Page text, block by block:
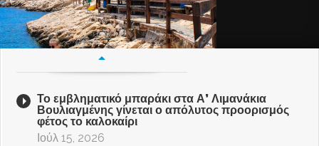
Το εμβληματικό μπαράκι στα Α’ Λιμανάκια
Βουλιαγμένης γίνεται ο απόλυτος προορισμός
φέτος το καλοκαίρι
Ιούλ 15, 2026